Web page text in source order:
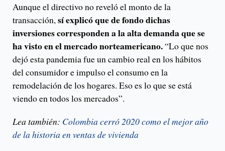
Aunque el directivo no reveló el monto de la
transacción,sí explicó que de fondo dichas
inversiones corresponden a la alta demanda que se
ha visto en el mercado norteamericano.“Lo que nos
dejó esta pandemia fue un cambio real en los hábitos
del consumidor e impulso el consumo en la
remodelación de los hogares. Eso es lo que se está
viendo en todos los mercados”.
Lea también: Colombia cerró 2020 como el mejor año
de la historia en ventas de vivienda